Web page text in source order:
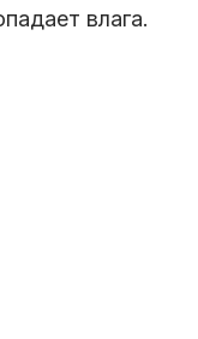
влага.